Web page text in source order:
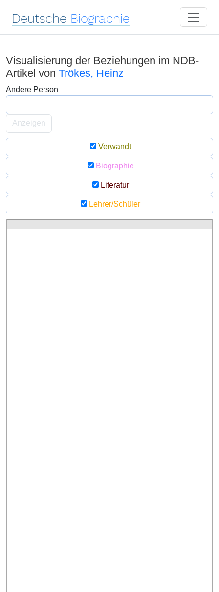
Deutsche Biographie
Visualisierung der Beziehungen im NDB-
Artikel von Trökes, Heinz
Andere Person
Anzeigen
Verwandt
Biographie
Literatur
Lehrer/Schüler